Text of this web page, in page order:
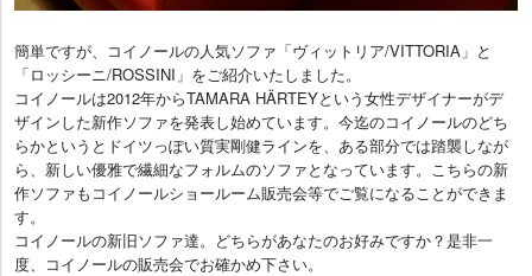
簡単ですが、コイノールの人気ソファ「ヴィットリア/VITTORIA」と
「ロッシーニ/ROSSINI」をご紹介いたしました。
コイノールは2012年からTAMARA HÄRTEYという女性デザイナーがデ
ザインした新作ソファを発表し始めています。今迄のコイノールのどち
らかというとドイツっぽい質実剛健ラインを、ある部分では踏襲しなが
ら、新しい優雅で繊細なフォルムのソファとなっています。こちらの新
作ソファもコイノールショールーム販売会等でご覧になることができま
す。
コイノールの新旧ソファ達。どちらがあなたのお好みですか？是非一
度、コイノールの販売会でお確かめ下さい。